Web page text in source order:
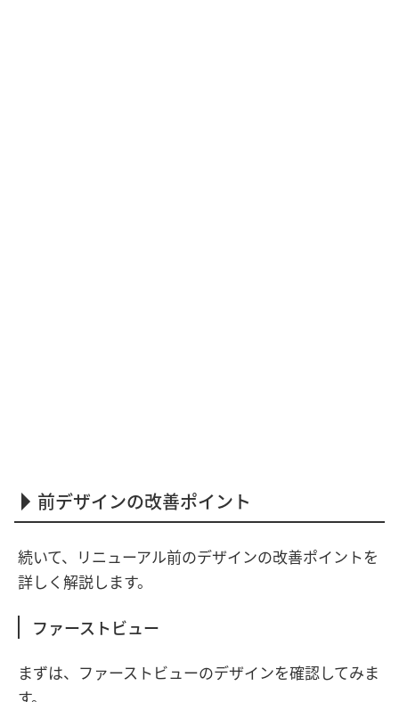
前デザインの改善ポイント
続いて、リニューアル前のデザインの改善ポイントを
詳しく解説します。
ファーストビュー
まずは、ファーストビューのデザインを確認してみま
す。